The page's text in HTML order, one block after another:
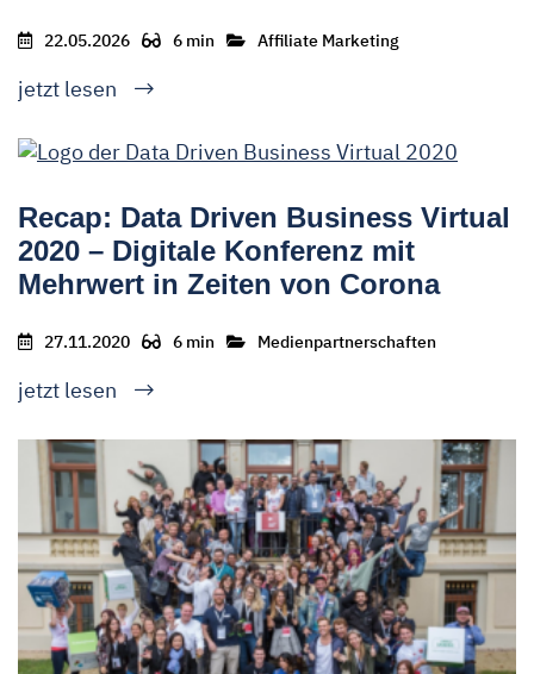
22.05.2026 6 min Affiliate Marketing
jetzt lesen
Recap: Data Driven Business Virtual
2020 – Digitale Konferenz mit
Mehrwert in Zeiten von Corona
27.11.2020 6 min Medienpartnerschaften
jetzt lesen